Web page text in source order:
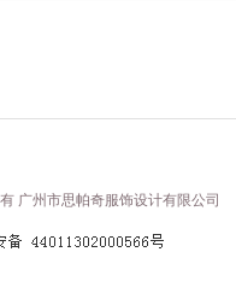
有 广州市思帕奇服饰设计有限公司